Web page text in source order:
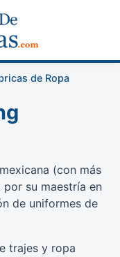
de Ropa
mexicana (con más
su maestría en
de uniformes de
trajes y ropa